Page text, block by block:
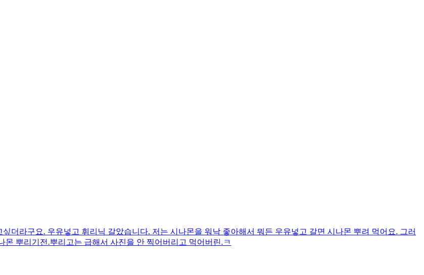
더라구요. 우유넣고 휘리닉 갈았습니다. 저는 시나몬을 워낙 좋아해서 뭐든 우유넣고 갈면 시나몬 뿌려 먹어요. 그러
뿌리기전.뿌리고는 급해서 사진을 안 찍어버리고 먹어버린.ㅋ